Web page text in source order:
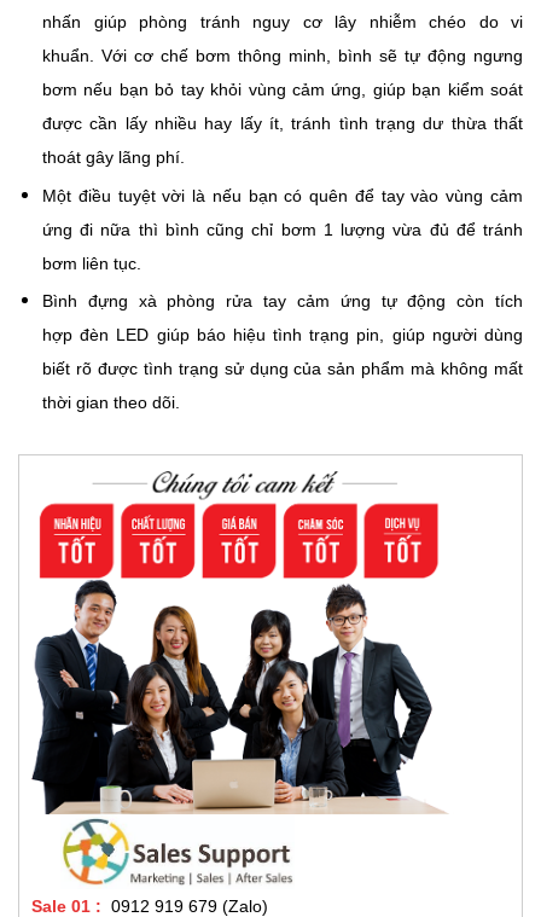
nhấn giúp phòng tránh nguy cơ lây nhiễm chéo do vi
khuẩn. Với cơ chế bơm thông minh, bình sẽ tự động ngưng
bơm nếu bạn bỏ tay khỏi vùng cảm ứng, giúp bạn kiểm soát
được cần lấy nhiều hay lấy ít, tránh tình trạng dư thừa thất
thoát gây lãng phí.
Một điều tuyệt vời là nếu bạn có quên để tay vào vùng cảm
ứng đi nữa thì bình cũng chỉ bơm 1 lượng vừa đủ để tránh
bơm liên tục.
Bình đựng xà phòng rửa tay cảm ứng tự động còn tích
hợp đèn LED giúp báo hiệu tình trạng pin, giúp người dùng
biết rõ được tình trạng sử dụng của sản phẩm mà không mất
thời gian theo dõi.
Sale 01 : 0912 919 679 (Zalo)